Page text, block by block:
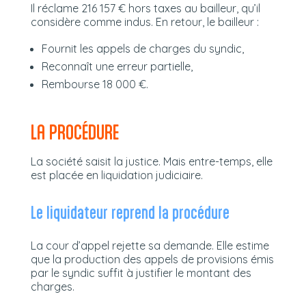
Il réclame 216 157 € hors taxes au bailleur, qu’il
considère comme indus. En retour, le bailleur :
Fournit les appels de charges du syndic,
Reconnaît une erreur partielle,
Rembourse 18 000 €.
LA PROCÉDURE
La société saisit la justice. Mais entre-temps, elle
est placée en liquidation judiciaire.
Le liquidateur reprend la procédure
La cour d’appel rejette sa demande. Elle estime
que la production des appels de provisions émis
par le syndic suffit à justifier le montant des
charges.